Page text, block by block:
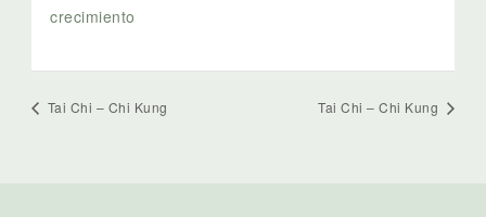
crecimiento
Tai Chi – Chi Kung Tai Chi – Chi Kung